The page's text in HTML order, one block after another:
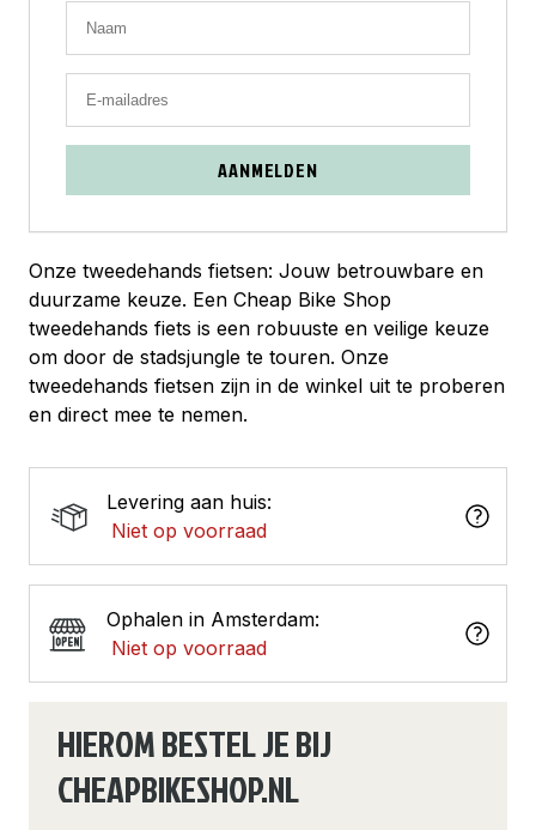
AANMELDEN
Onze tweedehands fietsen: Jouw betrouwbare en
duurzame keuze. Een Cheap Bike Shop
tweedehands fiets is een robuuste en veilige keuze
om door de stadsjungle te touren. Onze
tweedehands fietsen zijn in de winkel uit te proberen
en direct mee te nemen.
Levering aan huis:
Niet op voorraad
Ophalen in Amsterdam:
Niet op voorraad
HIEROM BESTEL JE BIJ
CHEAPBIKESHOP.NL